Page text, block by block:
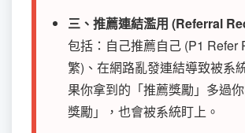
三、推薦連結濫用 (Referral
包括：自己推薦自己 (P1 Refer
繁)、在網路亂發連結導致被系
果你拿到的「推薦獎勵」多過
獎勵」，也會被系統盯上。